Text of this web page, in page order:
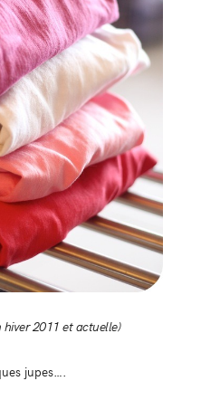
hiver 2011 et actuelle)
jupes….